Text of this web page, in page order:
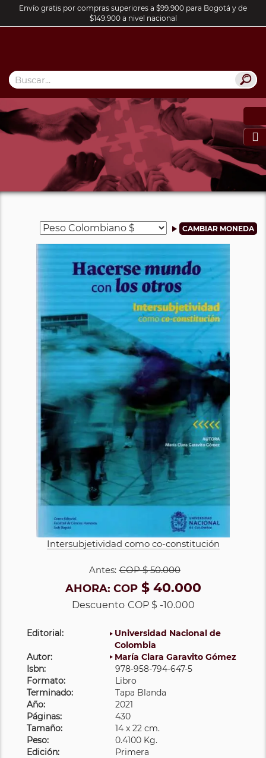
Envío gratis por compras superiores a $99.900 para Bogotá y de
$149.900 a nivel nacional

Intersubjetividad como co-constitución
Antes: COP$ 50.000
AHORA: COP$ 40.000
Descuento COP $ -10.000
Editorial:
Universidad Nacional de
Colombia
Autor:
María Clara Garavito Gómez
Isbn:
978-958-794-647-5
Formato:
Libro
Terminado:
Tapa Blanda
Año:
2021
Páginas:
430
Tamaño:
14 x 22 cm.
Peso:
0.4100 Kg.
Edición:
Primera